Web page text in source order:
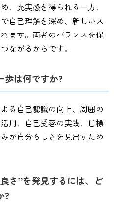
、充実感を得られる一方、
自己理解を深め、新しいス
ます。両者のバランスを保
ながるからです。
歩は何ですか?
る自己認識の向上、周囲の
用、自己受容の実践、目標
が自分らしさを見出すため
さ”を発見するには、ど
?